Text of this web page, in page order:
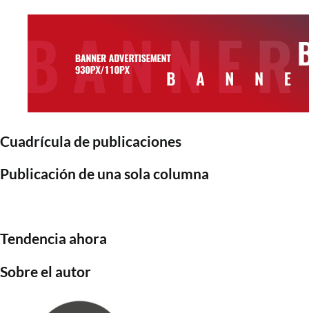
Cuadrícula de publicaciones
Publicación de una sola columna
Tendencia ahora
Sobre el autor